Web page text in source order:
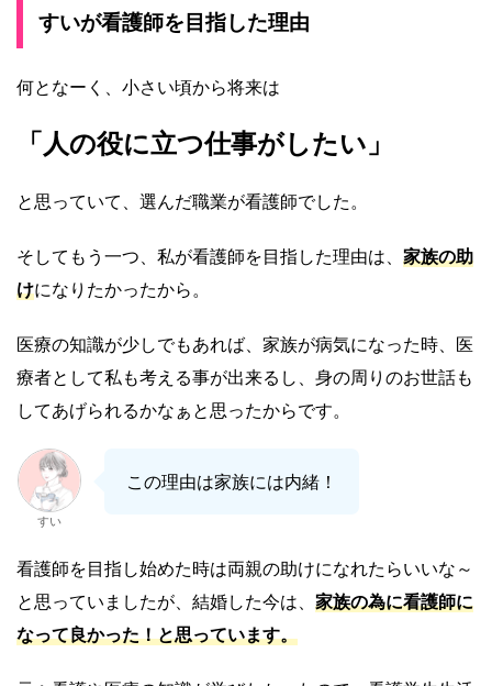
すいが看護師を目指した理由
何となーく、小さい頃から将来は
「人の役に立つ仕事がしたい」
と思っていて、選んだ職業が看護師でした。
そしてもう一つ、私が看護師を目指した理由は、 家族の助
けになりたかったから。
医療の知識が少しでもあれば、家族が病気になった時、医
療者として私も考える事が出来るし、身の周りのお世話も
してあげられるかなぁと思ったからです。
すい
この理由は家族には内緒！
看護師を目指し始めた時は両親の助けになれたらいいな～
と思っていましたが、結婚した今は、 家族の為に看護師に
なって良かった！と思っています。